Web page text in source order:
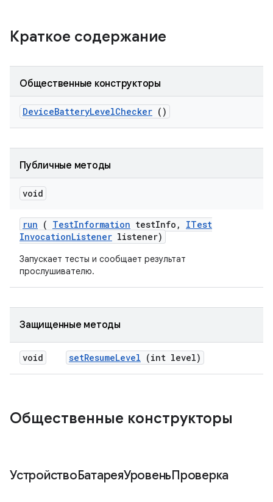
Краткое содержание
Общественные конструкторы
DeviceBatteryLevelChecker ()
Публичные методы
void
run ( TestInformation testInfo ,
ITest
InvocationListener listener)
Запускает тесты и сообщает результат
прослушивателю.
Защищенные методы
void setResumeLevel (int level)
Общественные конструкторы
УстройствоБатареяУровеньПроверка